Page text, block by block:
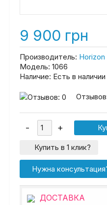
9 900 грн
Производитель: Horizon
Модель: 1066
Наличие: Есть в наличии
Купить в 1 клик?
Нужна
ДОСТАВКА